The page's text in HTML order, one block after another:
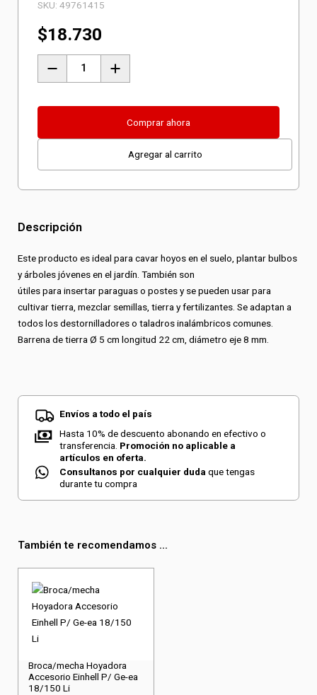
SKU:49761415
$18.730
Broca
Taladros
Comprar ahora
Agregar al carrito
Descripción
Este producto es ideal para cavar hoyos en el suelo, plantar bulbos
y árboles jóvenes en el jardín. También son
útiles para insertar paraguas o postes y se pueden usar para
cultivar tierra, mezclar semillas, tierra y fertilizantes. Se adaptan a
todos los destornilladores o taladros inalámbricos comunes.
Barrena de tierra Ø 5 cm longitud 22 cm, diámetro eje 8 mm.
Envíos a todo el país
Hasta 10% de descuento abonando en efectivo o
transferencia. Promoción no aplicable a
artículos en oferta.
Consultanos por cualquier duda que tengas
durante tu compra
También te recomendamos ...
Broca/mecha Hoyadora
Accesorio Einhell P/ Ge-ea
18/150 Li